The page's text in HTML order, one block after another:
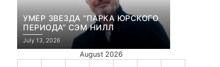
УМЕР ЗВЕЗДА “ПАРКА ЮРСКОГО
ПЕРИОДА” СЭМ НИЛЛ
July 13, 2026
August 2026